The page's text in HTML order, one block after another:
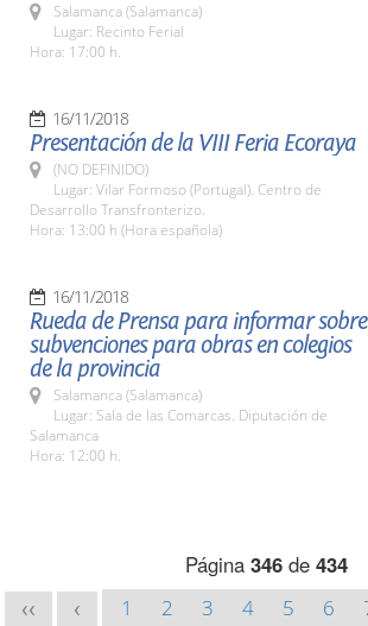
Salamanca (Salamanca)
Lugar: Recinto Ferial
Hora: 17:00 h.
16/11/2018
Presentación de la VIII Feria Ecoraya
(NO DEFINIDO)
Lugar: Vilar Formoso (Portugal). Centro de
Desarrollo Transfronterizo.
Hora: 13:00 h (Hora española)
16/11/2018
Rueda de Prensa para informar sobre
subvenciones para obras en colegios
de la provincia
Salamanca (Salamanca)
Lugar: Sala de las Comarcas. Diputación de
Salamanca
Hora: 12:00 h.
Página 346de 434
<< < 1 2 3 4 5 6